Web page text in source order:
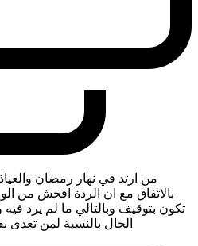
من ارتد في نهار رمضان
بالاتفاق مع ان الردة افحش من
تكون بتوقيف وبالتالي ما لم يرد
الحال بالنسبة لمن